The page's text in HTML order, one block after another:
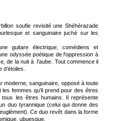
soufie revisité une Shéhérazade
et sanguinaire juché sur les
guitare électrique, comédiens et
odyssée poétique de l'oppression à
de la nuit à l'aube. Tout commence il
d'étoiles.
moderne, sanguinaire, opposé à toute
les femmes qu'il prend pour des êtres
les êtres humains. Il représente
duo tyrannique (celui qui donne des
Ce duo revêt dans la forme
ubuesque.